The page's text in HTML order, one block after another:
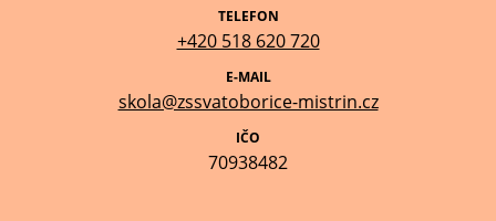
TELEFON
+420 518 620 720
E-MAIL
skola@zssvatoborice-mistrin.cz
IČO
70938482